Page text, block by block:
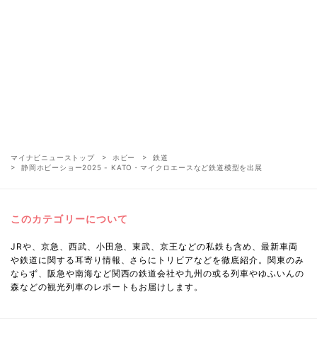
マイナビニューストップ ホビー
鉄道
静岡ホビーショー2025 - KATO・マイクロエースなど鉄道模型を出展
このカテゴリーについて
JRや、京急、西武、小田急、東武、京王などの私鉄も含め、最新車両
や鉄道に関する耳寄り情報、さらにトリビアなどを徹底紹介。関東のみ
ならず、阪急や南海など関西の鉄道会社や九州の或る列車やゆふいんの
森などの観光列車のレポートもお届けします。